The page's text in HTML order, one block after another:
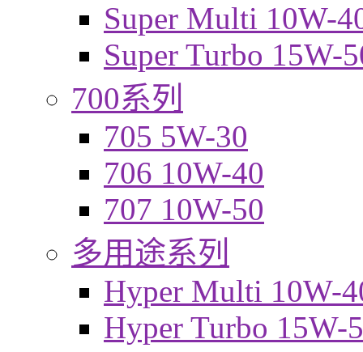
Super Multi 10W-
Super Turbo 15W-
700系列
705 5W-30
706 10W-40
707 10W-50
多用途系列
Hyper Multi 10W-
Hyper Turbo 15W-